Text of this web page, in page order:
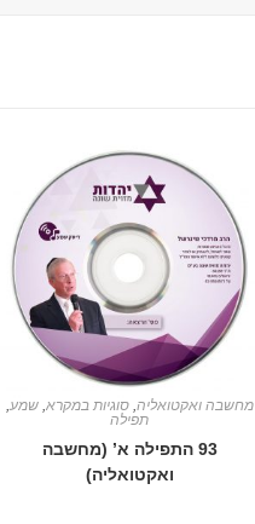
מחשבה ואקטואליה,סוגיות במקרא,שמע,
תפילה
93 התפילה א’ (מחשבה
ואקטואליה)